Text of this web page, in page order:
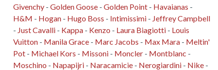
Givenchy - Golden Goose - Golden Point - Havaianas -
H&M - Hogan - Hugo Boss - Intimissimi - Jeffrey Campbell
- Just Cavalli - Kappa - Kenzo - Laura Biagiotti - Louis
Vuitton - Manila Grace - Marc Jacobs - Max Mara - Meltin'
Pot - Michael Kors - Missoni - Moncler - Montblanc -
Moschino - Napapijri - Naracamicie - Nerogiardini - Nike -